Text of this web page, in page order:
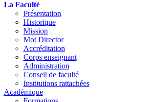
La Faculté
Présentation
Historique
Mission
Mot Director
Accréditation
Corps enseignant
Administration
Conseil de faculté
Institutions rattachées
Académique